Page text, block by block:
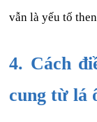
vẫn là yếu tố
4. Cách
cung từ lá